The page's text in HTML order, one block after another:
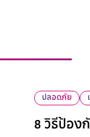
ปลอดภัย
8 วิธีป้อง